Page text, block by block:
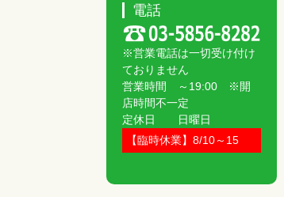
電話
※営業電話は一切受け付け
ておりません
営業時間 ～19:00 ※開
店時間不一定
定休日 日曜日
【臨時休業】8/10～15